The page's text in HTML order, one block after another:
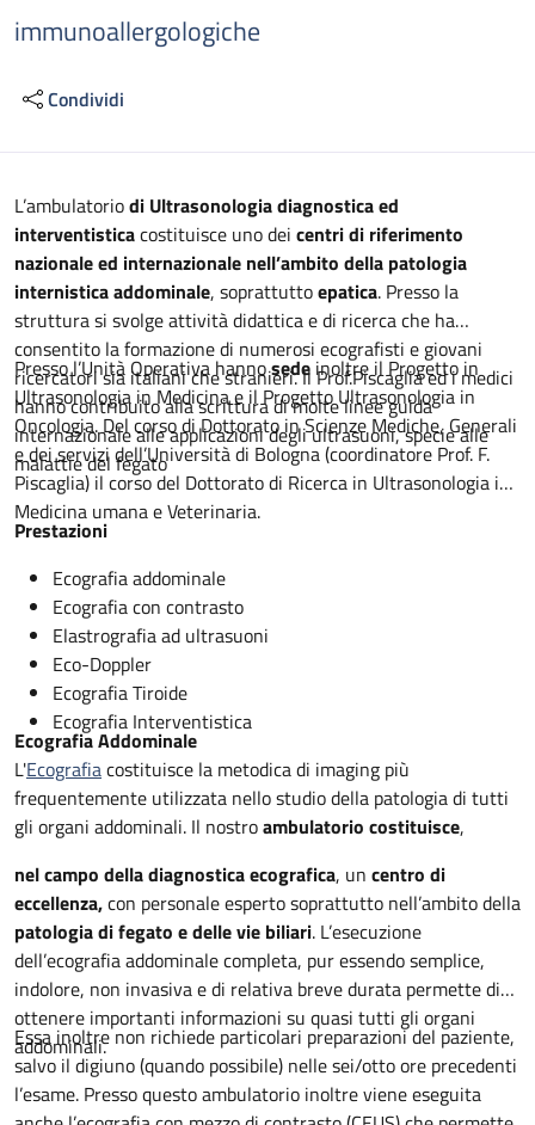
immunoallergologiche
Condividi
Descrizione
L’ambulatoriodi Ultrasonologia diagnostica ed
interventisticacostituisce uno dei centri di riferimento
nazionale ed internazionale nell’ambito della patologia
internistica addominale, soprattuttoepatica. Presso la
struttura si svolge attività didattica e di ricerca che ha
consentito la formazione di numerosi ecografisti e giovani
ricercatori sia italiani che stranieri. Il Prof.Piscaglia ed i medici
hanno contribuito alla scrittura di molte linee guida
internazionale alle applicazioni degli ultrasuoni, specie alle
malattie del fegato
Presso l’Unità Operativa hannosede inoltre il Progetto in
Ultrasonologia in Medicina e il Progetto Ultrasonologia in
Oncologia. Del corso di Dottorato in Scienze Mediche, Generali
e dei servizi dell’Università di Bologna (coordinatore Prof. F.
Piscaglia) il corso del Dottorato di Ricerca in Ultrasonologia in
Medicina umana e Veterinaria.
Prestazioni
Ecografia addominale
Ecografia con contrasto
Elastrografia ad ultrasuoni
Eco-Doppler
Ecografia Tiroide
Ecografia Interventistica
Ecografia Addominale
L'Ecografiacostituisce la metodica di imaging più
frequentemente utilizzata nello studio della patologia di tutti
gli organi addominali. Il nostroambulatorio costituisce,
nel campo della diagnostica ecografica, un centro di
eccellenza,con personale esperto soprattutto nell’ambito della
patologia di fegato e delle vie biliari. L’esecuzione
dell’ecografia addominale completa, pur essendo semplice,
indolore, non invasiva e di relativa breve durata permette di
ottenere importanti informazioni su quasi tutti gli organi
addominali.
Essa inoltre non richiede particolari preparazioni del paziente,
salvo il digiuno (quando possibile) nelle sei/otto ore precedenti
l’esame. Presso questo ambulatorio inoltre viene eseguita